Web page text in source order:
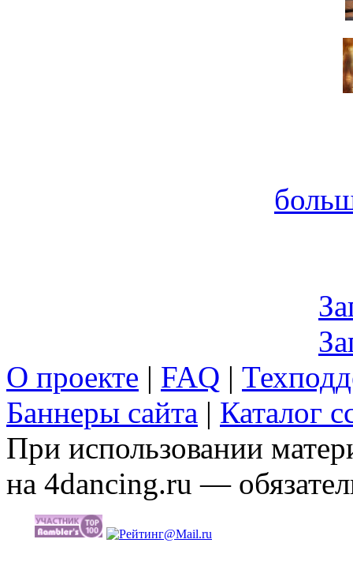
О проекте | FAQ |
Баннеры сайта | Каталог
При использовании
на 4dancing.ru —